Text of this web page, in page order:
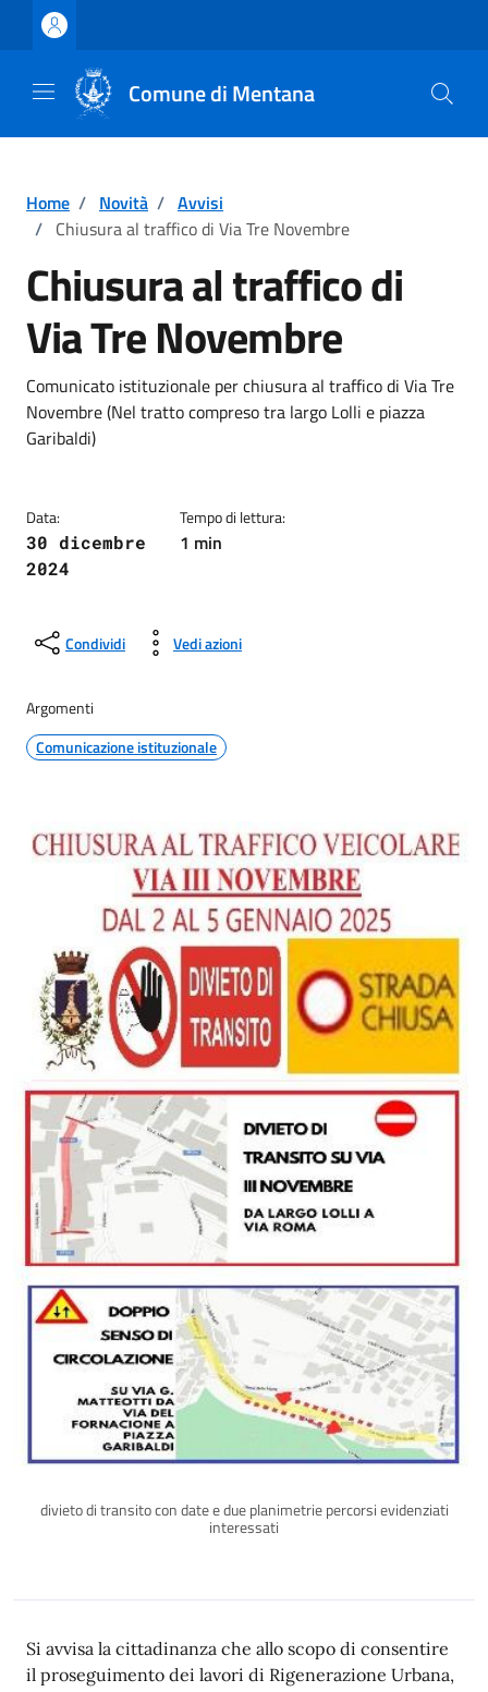
Vai ai contenuti
Vai al footer
Comune di Mentana
Home / Novità / Avvisi
/ Chiusura al traffico di Via Tre Novembre
Chiusura al traffico di
Via Tre Novembre
Dettagli della notizia
Comunicato istituzionale per chiusura al traffico di Via Tre
Novembre (Nel tratto compreso tra largo Lolli e piazza
Garibaldi)
Data:
30 dicembre
2024
Tempo di lettura:
1 min
Condividi Vedi azioni
Argomenti
Comunicazione istituzionale
divieto di transito con date e due planimetrie percorsi evidenziati
interessati
Descrizione
Si avvisa la cittadinanza che allo scopo di consentire
il proseguimento dei lavori di Rigenerazione Urbana,